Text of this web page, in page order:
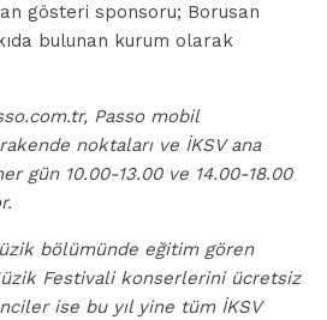
gösteri sponsoru; Borusan
bulunan kurum olarak
Passo mobil
noktaları ve İKSV ana
gün 10.00-13.00 ve 14.00-18.00
bölümünde eğitim gören
Festivali konserlerini ücretsiz
ise bu yıl yine tüm İKSV